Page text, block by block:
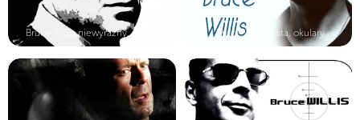
Bruce Willis,niewyrażny, portret Bruce Willis, usta, okulary